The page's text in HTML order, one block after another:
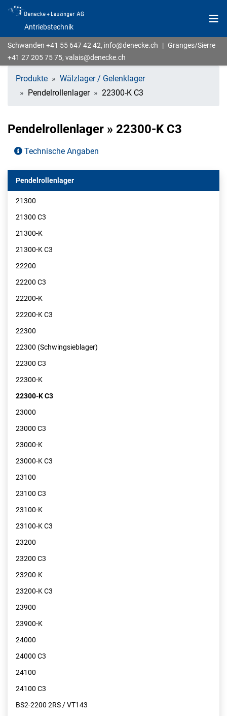
Antriebstechnik
Schwanden +41 55 647 42 42, info@denecke.ch | Granges/Sierre
+41 27 205 75 75, valais@denecke.ch
Produkte
Wälzlager / Gelenklager
Pendelrollenlager
22300-K C3
Pendelrollenlager » 22300-K C3
Technische Angaben
Pendelrollenlager
21300
21300 C3
21300-K
21300-K C3
22200
22200 C3
22200-K
22200-K C3
22300
22300 (Schwingsieblager)
22300 C3
22300-K
22300-K C3
23000
23000 C3
23000-K
23000-K C3
23100
23100 C3
23100-K
23100-K C3
23200
23200 C3
23200-K
23200-K C3
23900
23900-K
24000
24000 C3
24100
24100 C3
BS2-2200 2RS / VT143